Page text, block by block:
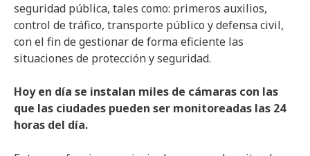
seguridad pública, tales como: primeros auxilios,
control de tráfico, transporte público y defensa civil,
con el fin de gestionar de forma eficiente las
situaciones de protección y seguridad.
Hoy en día se instalan miles de cámaras con las
que las ciudades pueden ser monitoreadas las 24
horas del día.